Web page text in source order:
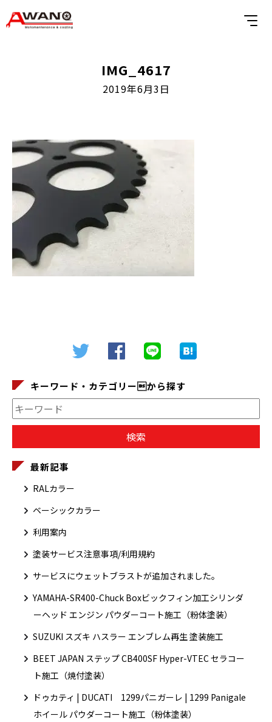
IMG_4617
2019年6月3日
キーワード・カテゴリーから探す
最新記事
RALカラー
ベーシックカラー
利用案内
塗装サービス注意事項/利用規約
サービスにウェットブラストが追加されました。
YAMAHA-SR400-Chuck Boxビックフィン加工シリンダ
ーヘッド エンジン パウダーコート施工（粉体塗装）
SUZUKI スズキ ハスラー エンブレム再生 塗装施工
BEET JAPAN ステップ CB400SF Hyper-VTEC セラコー
ト施工（焼付塗装）
ドゥカティ | DUCATI 1299パニガーレ | 1299 Panigale
ホイール パウダーコート施工（粉体塗装）